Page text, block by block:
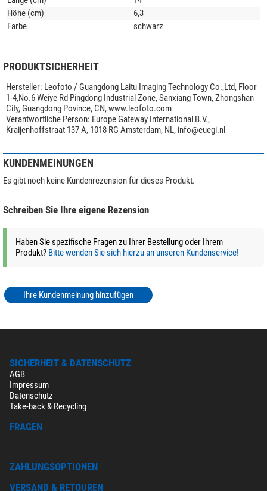
Höhe (cm)
6,3
Farbe
schwarz
PRODUKTSICHERHEIT
Hersteller: Leofoto / Guangdong Laitu Imaging Technology Co.,Ltd, Floor
1-4,No.6 Weiye Rd Pingdong Industrial Zone, Sanxiang Town, Zhongshan
City, Guangdong Povince, CN, www.leofoto.com
Verantwortliche Person: Europe Gateway International B.V.,
Kraijenhoffstraat 137 A, 1018 RG Amsterdam, NL, info@euegi.nl
KUNDENMEINUNGEN
Es gibt noch keine Kundenrezension für dieses Produkt.
Schreiben Sie Ihre eigene Rezension
Haben Sie spezifische Fragen zu Ihrer Bestellung oder Ihrem
Produkt? Bitte wenden Sie sich hierzu an unseren Kundenservice!
Ihre Kundenmeinung hinzufügen
SICHERHEIT & DATENSCHUTZ
AGB
Impressum
Datenschutz
Take-back & Recycling
FRAGEN
ZAHLUNGSOPTIONEN
VERSAND & RETOUREN